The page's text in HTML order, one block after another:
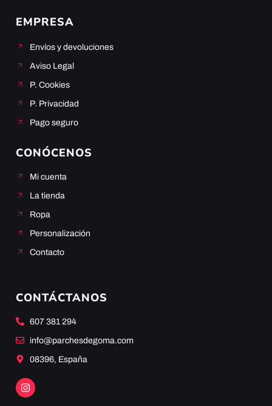
EMPRESA
Envíos y devoluciones
Aviso Legal
P. Cookies
P. Privacidad
Pago seguro
CONÓCENOS
Mi cuenta
La tienda
Ropa
Personalización
Contacto
CONTÁCTANOS
607 381 294
info@parchesdegoma.com
08396, España